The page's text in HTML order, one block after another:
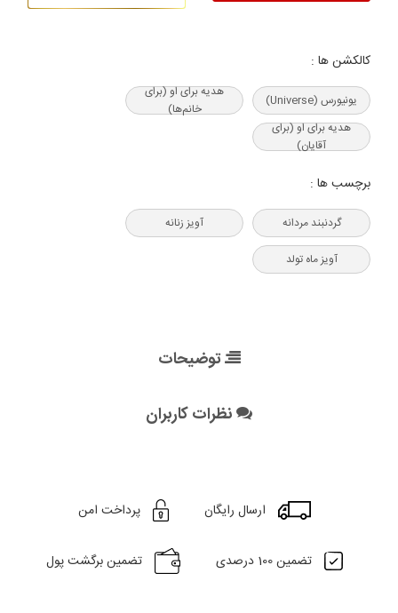
کالکشن ها :
یونیورس (Universe)
هدیه‌ برای او (برای
خانم‌ها)
هدیه‌ برای او (برای
آقایان)
برچسب ها :
گردنبند مردانه آویز زنانه
آویز ماه تولد
توضیحات
نظرات کاربران
ارسال رایگان پرداخت امن
تضمین 100 درصدی تضمین برگشت پول